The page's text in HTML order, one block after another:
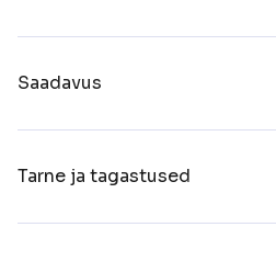
Saadavus
Tarne ja tagastused